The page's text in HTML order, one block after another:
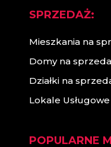
SPRZEDAŻ:
Mieszkania na
Domy na
Działki na
Lokale
POPULARNE